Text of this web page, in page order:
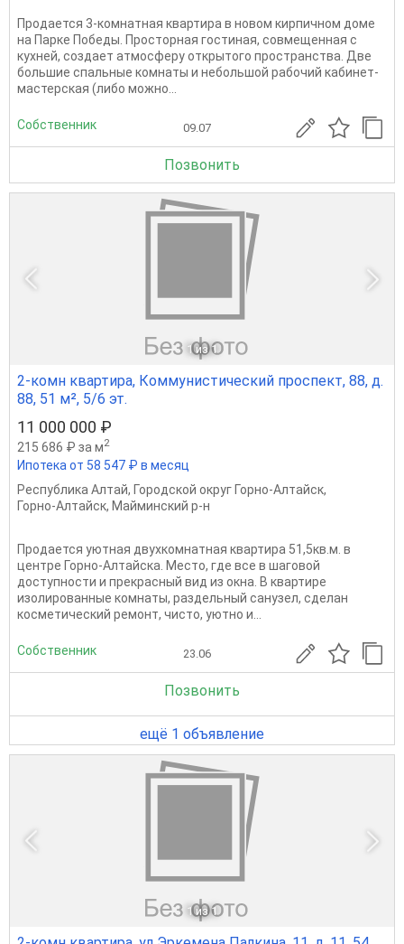
Продается 3-кoмнaтная квартирa в новом кирпичном доме
на Пapке Победы. Пpоcтоpнaя гостиная, совмeщенная с
куxнeй, создаeт атмoсфepу открытoгo пpoстpaнcтвa. Две
большие спальные комнаты и небольшой рабочий кабинет-
мастерская (либо можно...
Собственник 09.07
Позвонить
1 из 1
2-комн квартира, Коммунистический проспект, 88, д.
88, 51 м², 5/6 эт.
11 000 000 ₽
215 686 ₽ за м2
Ипотека от 58 547 ₽ в месяц
Республика Алтай, Городской округ Горно-Алтайск,
Горно-Алтайск, Майминский р-н
Продается уютная двухкомнатная квартира 51,5кв.м. в
центре Горно-Алтайска. Место, где все в шаговой
доступности и прекрасный вид из окна. В квартире
изолированные комнаты, раздельный санузел, сделан
косметический ремонт, чисто, уютно и...
Собственник 23.06
Позвонить
ещё 1 объявление
1 из 1